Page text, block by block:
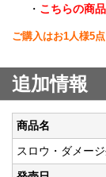
・ こちらの商
ご購入はお1人様5
追加情報
商品名
スロウ・ダメー